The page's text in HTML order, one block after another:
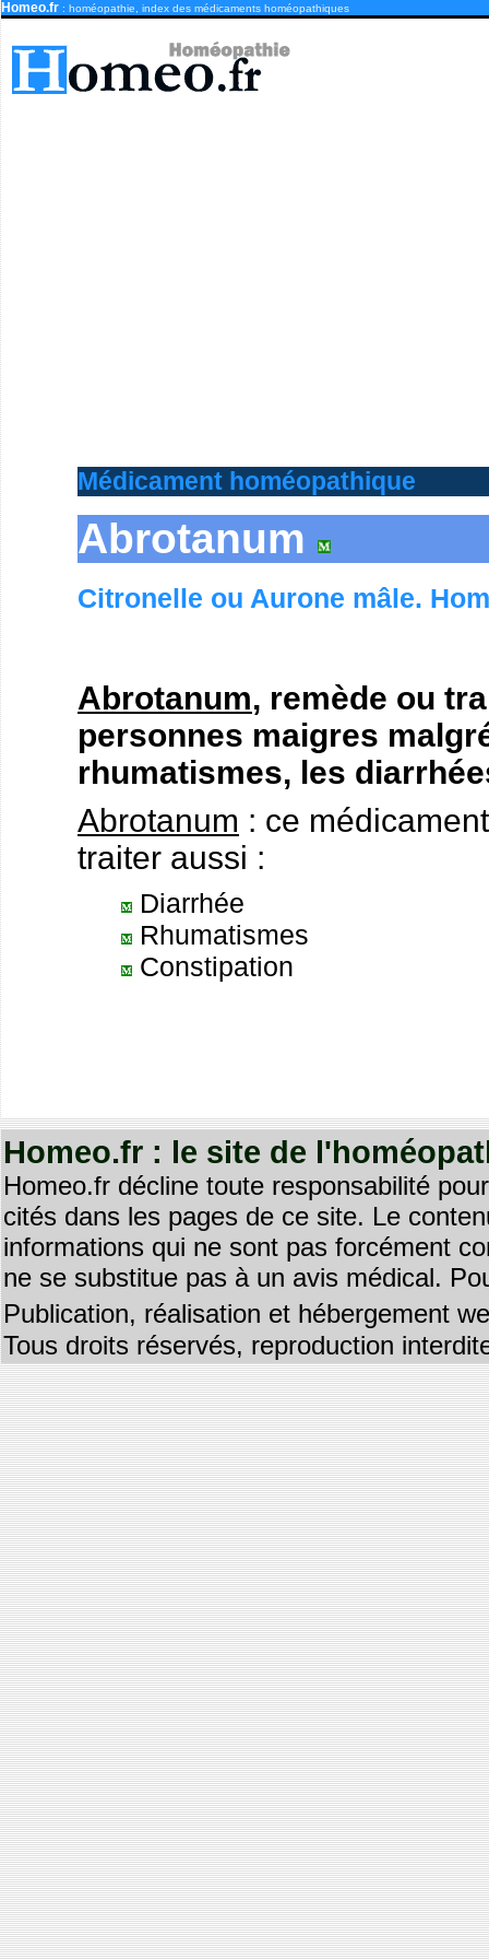
Homeo.fr : homéopathie, index des médicaments homéopathiques
Médicament homéopathique
Abrotanum
Citronelle ou Aurone mâle.
Abrotanum, remède ou
personnes maigres
rhumatismes, les
Abrotanum : ce
traiter aussi :
Diarrhée
Rhumatismes
Constipation
Homeo.fr : le site de
Homeo.fr décline toute responsabilité
cités dans les pages de ce site. Le
informations qui ne sont pas forcément
ne se substitue pas à un avis médical.
Publication, réalisation et hébergement
Tous droits réservés, reproduction